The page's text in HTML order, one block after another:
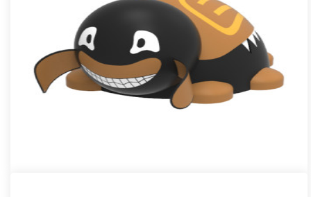
Module 3D pour aires de jeux extérieurs inspiré des univers des
dessins animés et des bandes dessinées, le Hanneton EPDM se
d..
Offre partenaire